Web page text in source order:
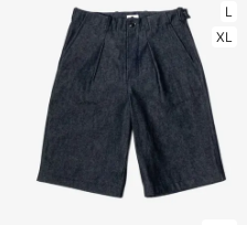
L
XL